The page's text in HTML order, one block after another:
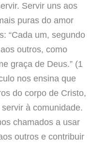
Servir uns aos
puras do amor
“Cada um, segundo
outros, como
graça de Deus.” (1
nos ensina que
do corpo de Cristo,
à comunidade.
chamados a usar
outros e contribuir